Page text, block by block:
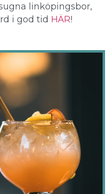
linköpingsbor,
i god tid HÄR!